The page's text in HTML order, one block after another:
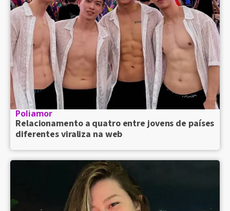
Poliamor
Relacionamento a quatro entre jovens de países
diferentes viraliza na web